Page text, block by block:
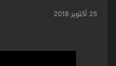
25 أكتوبر 2018